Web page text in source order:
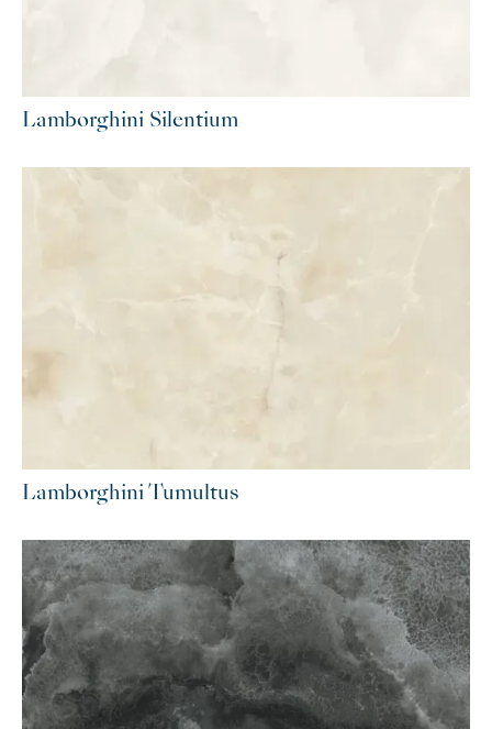
Lamborghini Silentium
Lamborghini Tumultus